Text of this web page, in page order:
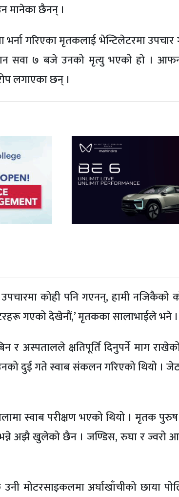
मानेका छैनन् ।
गरिएका मृतकलाई भेन्टिलेटरमा
सवा ७ बजे उनको मृत्यु भएको हो ।
लगाएका छन् ।
कोही पनि गएनन्, हामी नजिकैको
गएको देखेनौं,’ मृतकका सालाभाईले भने ।
र अस्पतालले क्षतिपूर्ति दिनुपर्ने माग
दुई गते स्वाब संकलन गरिएको थियो । जेठ
स्वाब परीक्षण भएको थियो । मृतक
अझै खुलेको छैन । जण्डिस, रुघा र ज्वरो
मोटरसाइकलमा अर्घाखाँचीको छाया